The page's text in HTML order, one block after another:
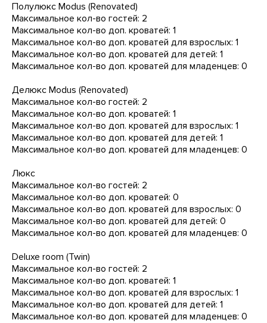
Полулюкс Modus (Renovated)
Максимальное кол-во гостей: 2
Максимальное кол-во доп. кроватей: 1
Максимальное кол-во доп. кроватей для взрослых: 1
Максимальное кол-во доп. кроватей для детей: 1
Максимальное кол-во доп. кроватей для младенцев: 0
Делюкс Modus (Renovated)
Максимальное кол-во гостей: 2
Максимальное кол-во доп. кроватей: 1
Максимальное кол-во доп. кроватей для взрослых: 1
Максимальное кол-во доп. кроватей для детей: 1
Максимальное кол-во доп. кроватей для младенцев: 0
Люкс
Максимальное кол-во гостей: 2
Максимальное кол-во доп. кроватей: 0
Максимальное кол-во доп. кроватей для взрослых: 0
Максимальное кол-во доп. кроватей для детей: 0
Максимальное кол-во доп. кроватей для младенцев: 0
Deluxe room (Twin)
Максимальное кол-во гостей: 2
Максимальное кол-во доп. кроватей: 1
Максимальное кол-во доп. кроватей для взрослых: 1
Максимальное кол-во доп. кроватей для детей: 1
Максимальное кол-во доп. кроватей для младенцев: 0